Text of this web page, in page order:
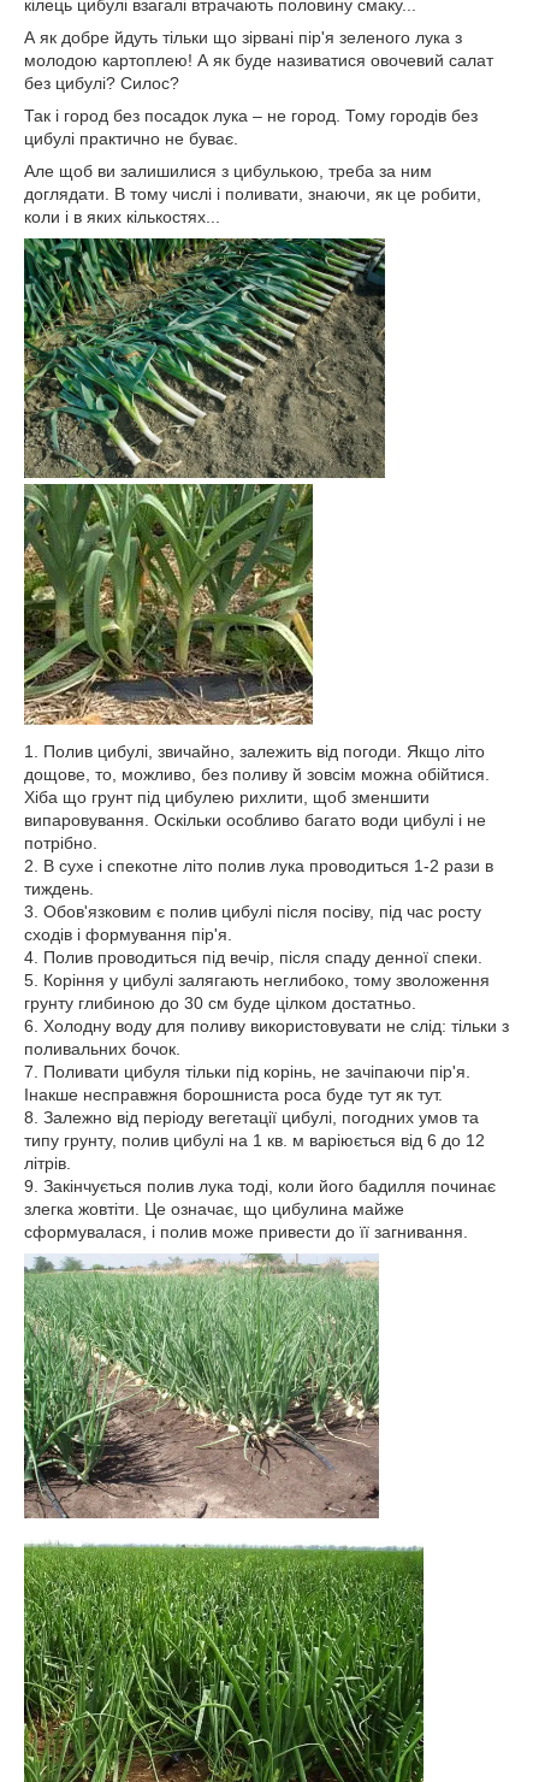
кілець цибулі взагалі втрачають половину смаку...
А як добре йдуть тільки що зірвані пір'я зеленого лука з
молодою картоплею! А як буде називатися овочевий салат
без цибулі? Силос?
Так і город без посадок лука – не город. Тому городів без
цибулі практично не буває.
Але щоб ви залишилися з цибулькою, треба за ним
доглядати. В тому числі і поливати, знаючи, як це робити,
коли і в яких кількостях...
1. Полив цибулі, звичайно, залежить від погоди. Якщо літо
дощове, то, можливо, без поливу й зовсім можна обійтися.
Хіба що грунт під цибулею рихлити, щоб зменшити
випаровування. Оскільки особливо багато води цибулі і не
потрібно.
2. В сухе і спекотне літо полив лука проводиться 1-2 рази в
тиждень.
3. Обов'язковим є полив цибулі після посіву, під час росту
сходів і формування пір'я.
4. Полив проводиться під вечір, після спаду денної спеки.
5. Коріння у цибулі залягають неглибоко, тому зволоження
грунту глибиною до 30 см буде цілком достатньо.
6. Холодну воду для поливу використовувати не слід: тільки з
поливальних бочок.
7. Поливати цибуля тільки під корінь, не зачіпаючи пір'я.
Інакше несправжня борошниста роса буде тут як тут.
8. Залежно від періоду вегетації цибулі, погодних умов та
типу грунту, полив цибулі на 1 кв. м варіюється від 6 до 12
літрів.
9. Закінчується полив лука тоді, коли його бадилля починає
злегка жовтіти. Це означає, що цибулина майже
сформувалася, і полив може привести до її загнивання.